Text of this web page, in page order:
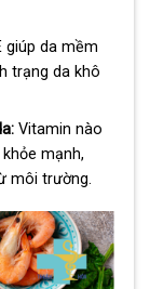
giúp da mềm
trạng da khô
Vitamin nào
mạnh,
môi trường.